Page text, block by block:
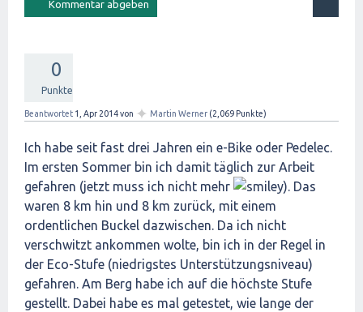
0
Punkte
Beantwortet 1, Apr 2014von ✦ Martin Werner (2,069 Punkte)
Ich habe seit fast drei Jahren ein e-Bike oder Pedelec.
Im ersten Sommer bin ich damit täglich zur Arbeit
gefahren (jetzt muss ich nicht mehr
). Das
waren 8 km hin und 8 km zurück, mit einem
ordentlichen Buckel dazwischen. Da ich nicht
verschwitzt ankommen wolte, bin ich in der Regel in
der Eco-Stufe (niedrigstes Unterstützungsniveau)
gefahren. Am Berg habe ich auf die höchste Stufe
gestellt. Dabei habe es mal getestet, wie lange der